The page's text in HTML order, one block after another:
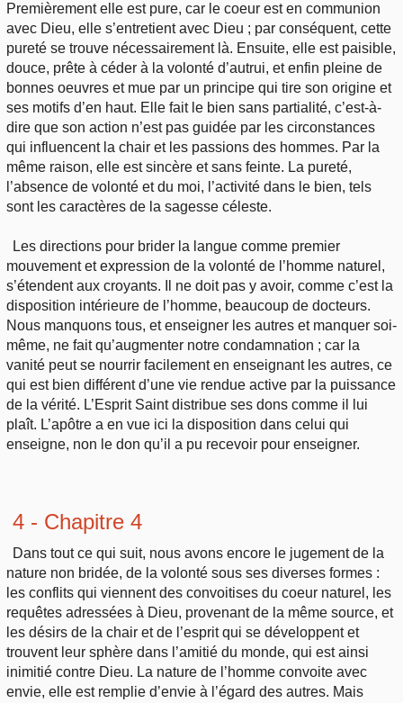
Premièrement elle est pure, car le coeur est en communion
avec Dieu, elle s’entretient avec Dieu ; par conséquent, cette
pureté se trouve nécessairement là. Ensuite, elle est paisible,
douce, prête à céder à la volonté d’autrui, et enfin pleine de
bonnes oeuvres et mue par un principe qui tire son origine et
ses motifs d’en haut. Elle fait le bien sans partialité, c’est-à-
dire que son action n’est pas guidée par les circonstances
qui influencent la chair et les passions des hommes. Par la
même raison, elle est sincère et sans feinte. La pureté,
l’absence de volonté et du moi, l’activité dans le bien, tels
sont les caractères de la sagesse céleste.
Les directions pour brider la langue comme premier
mouvement et expression de la volonté de l’homme naturel,
s’étendent aux croyants. Il ne doit pas y avoir, comme c’est la
disposition intérieure de l’homme, beaucoup de docteurs.
Nous manquons tous, et enseigner les autres et manquer soi-
même, ne fait qu’augmenter notre condamnation ; car la
vanité peut se nourrir facilement en enseignant les autres, ce
qui est bien différent d’une vie rendue active par la puissance
de la vérité. L’Esprit Saint distribue ses dons comme il lui
plaît. L’apôtre a en vue ici la disposition dans celui qui
enseigne, non le don qu’il a pu recevoir pour enseigner.
4 - Chapitre 4
Dans tout ce qui suit, nous avons encore le jugement de la
nature non bridée, de la volonté sous ses diverses formes :
les conflits qui viennent des convoitises du coeur naturel, les
requêtes adressées à Dieu, provenant de la même source, et
les désirs de la chair et de l’esprit qui se développent et
trouvent leur sphère dans l’amitié du monde, qui est ainsi
inimitié contre Dieu. La nature de l’homme convoite avec
envie, elle est remplie d’envie à l’égard des autres. Mais